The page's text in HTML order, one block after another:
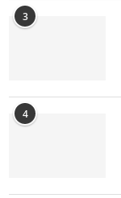
3
4